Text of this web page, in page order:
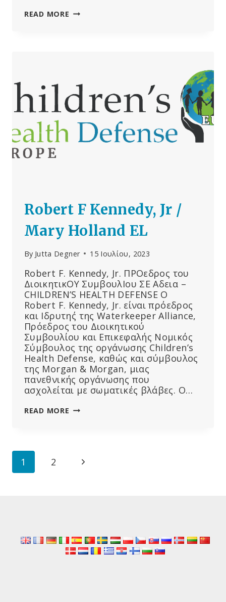
READ MORE “ΈΝΑ
ΠΟΥ
ΤΡΑΥΜΑΤΊΣΤΗΚΕ
ΑΠΌ
ΕΜΒΌΛΙΟ
HPV
Robert F Kennedy, Jr /
Mary Holland EL
By Jutta Degner 15 Ιουλίου, 2023
Robert F. Kennedy, Jr. ΠΡΟεδρος του
ΔιοικητικΟΥ ΣυμβουλΙου ΣΕ Αδεια –
CHILDREN’S HEALTH DEFENSE Ο
Robert F. Kennedy, Jr. είναι πρόεδρος
και Ιδρυτη΄ς της Waterkeeper Alliance,
Πρόεδρος του Διοικητικού
Συμβουλίου και Επικεφαλής Νομικός
Σύμβουλος της οργάνωσης Children’s
Health Defense, καθώς και σύμβουλος
της Morgan & Morgan, μιας
πανεθνικής οργάνωσης που
ασχολείται με σωματικές βλάβες. Ο…
READ MORE ROBERT
MARY
Page
1 2
Next